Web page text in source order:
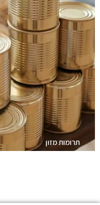
תרומות מזון